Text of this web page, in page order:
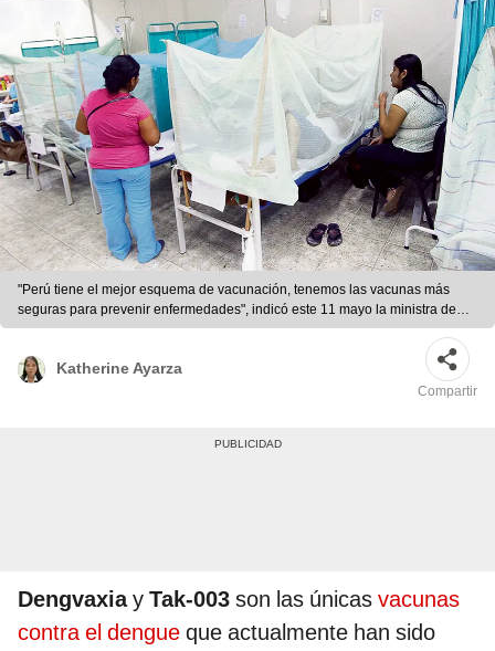
"Perú tiene el mejor esquema de vacunación, tenemos las vacunas más
seguras para prevenir enfermedades", indicó este 11 mayo la ministra de
Salud. Foto: La República
Katherine Ayarza
Compartir
Dengvaxiay Tak-003 son las únicas vacunas
contra el dengue que actualmente han sido